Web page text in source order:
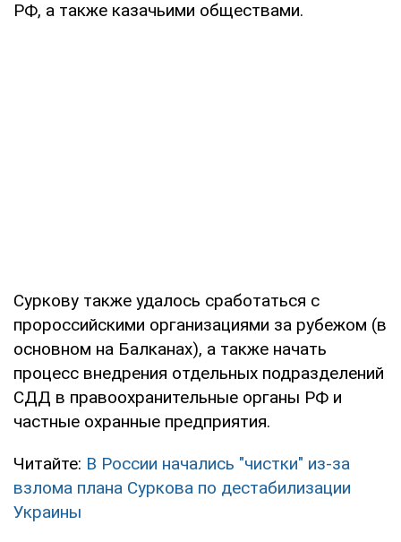
РФ, а также казачьими обществами.
Суркову также удалось сработаться с
пророссийскими организациями за рубежом (в
основном на Балканах), а также начать
процесс внедрения отдельных подразделений
СДД в правоохранительные органы РФ и
частные охранные предприятия.
Читайте: В России начались "чистки" из-за
взлома плана Суркова по дестабилизации
Украины